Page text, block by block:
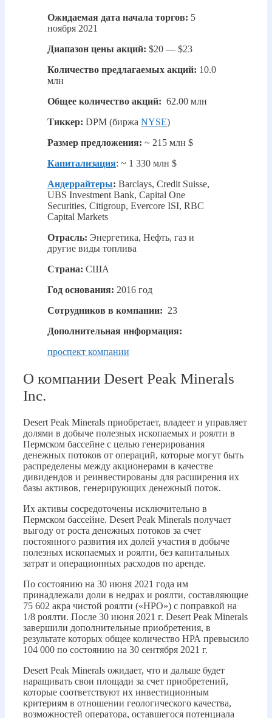
Ожидаемая дата начала торгов: 5
ноября 2021
Диапазон цены акций: $20 — $23
Количество предлагаемых акций: 10.0
млн
Общее количество акций: 62.00 млн
Тиккер: DPM (биржа NYSE)
Размер предложения: ~ 215 млн $
Капитализация: ~ 1 330 млн $
Андеррайтеры: Barclays, Credit Suisse,
UBS Investment Bank, Capital One
Securities, Citigroup, Evercore ISI, RBC
Capital Markets
Отрасль: Энергетика, Нефть, газ и
другие виды топлива
Страна: США
Год основания: 2016 год
Сотрудников в компании: 23
Дополнительная информация:
проспект компании
О компании Desert Peak Minerals
Inc.
Desert Peak Minerals приобретает, владеет и управляет
долями в добыче полезных ископаемых и роялти в
Пермском бассейне с целью генерирования
денежных потоков от операций, которые могут быть
распределены между акционерами в качестве
дивидендов и реинвестированы для расширения их
базы активов, генерирующих денежный поток.
Их активы сосредоточены исключительно в
Пермском бассейне. Desert Peak Minerals получает
выгоду от роста денежных потоков за счет
постоянного развития их долей участия в добыче
полезных ископаемых и роялти, без капитальных
затрат и операционных расходов по аренде.
По состоянию на 30 июня 2021 года им
принадлежали доли в недрах и роялти, составляющие
75 602 акра чистой роялти («НРО») с поправкой на
1/8 роялти. После 30 июня 2021 г. Desert Peak Minerals
завершили дополнительные приобретения, в
результате которых общее количество НРА превысило
104 000 по состоянию на 30 сентября 2021 г.
Desert Peak Minerals ожидает, что и дальше будет
наращивать свои площади за счет приобретений,
которые соответствуют их инвестиционным
критериям в отношении геологического качества,
возможностей оператора, оставшегося потенциала